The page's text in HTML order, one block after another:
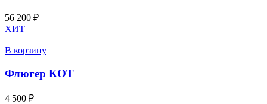
56 200 ₽
ХИТ
В корзину
Флюгер КОТ
4 500 ₽